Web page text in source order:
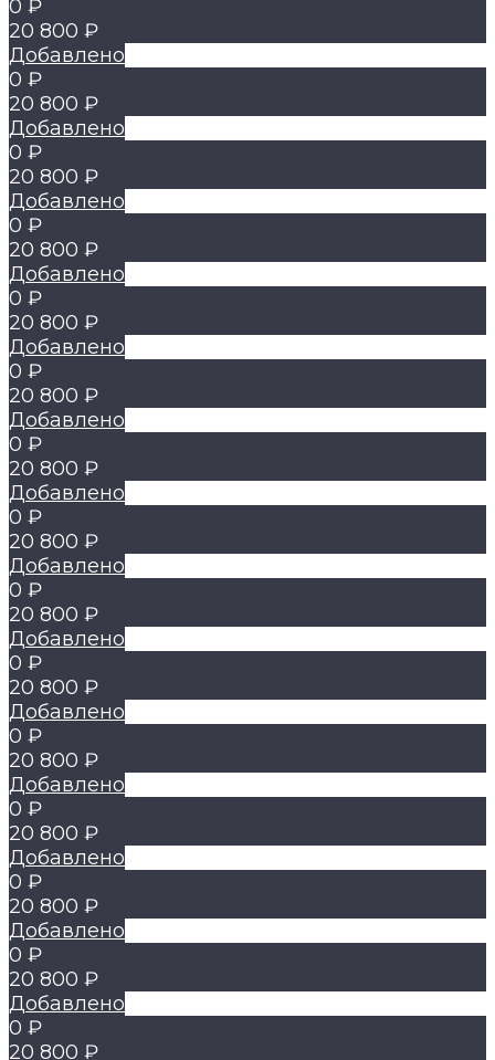
0 ₽
20 800 ₽
Добавлено
0 ₽
20 800 ₽
Добавлено
0 ₽
20 800 ₽
Добавлено
0 ₽
20 800 ₽
Добавлено
0 ₽
20 800 ₽
Добавлено
0 ₽
20 800 ₽
Добавлено
0 ₽
20 800 ₽
Добавлено
0 ₽
20 800 ₽
Добавлено
0 ₽
20 800 ₽
Добавлено
0 ₽
20 800 ₽
Добавлено
0 ₽
20 800 ₽
Добавлено
0 ₽
20 800 ₽
Добавлено
0 ₽
20 800 ₽
Добавлено
0 ₽
20 800 ₽
Добавлено
0 ₽
20 800 ₽